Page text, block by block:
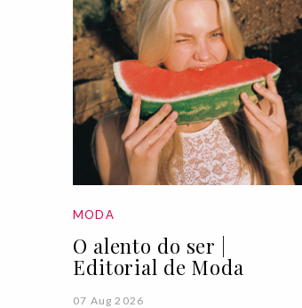
MODA
O alento do ser |
Editorial de Moda
07 Aug 2026